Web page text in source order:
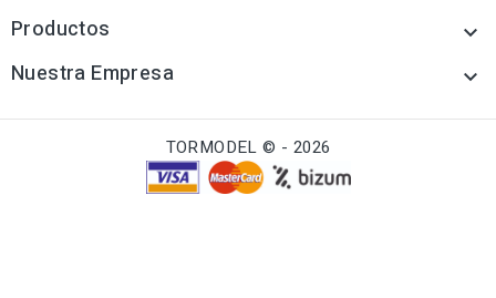
Productos 
Nuestra Empresa 
TORMODEL © - 2026